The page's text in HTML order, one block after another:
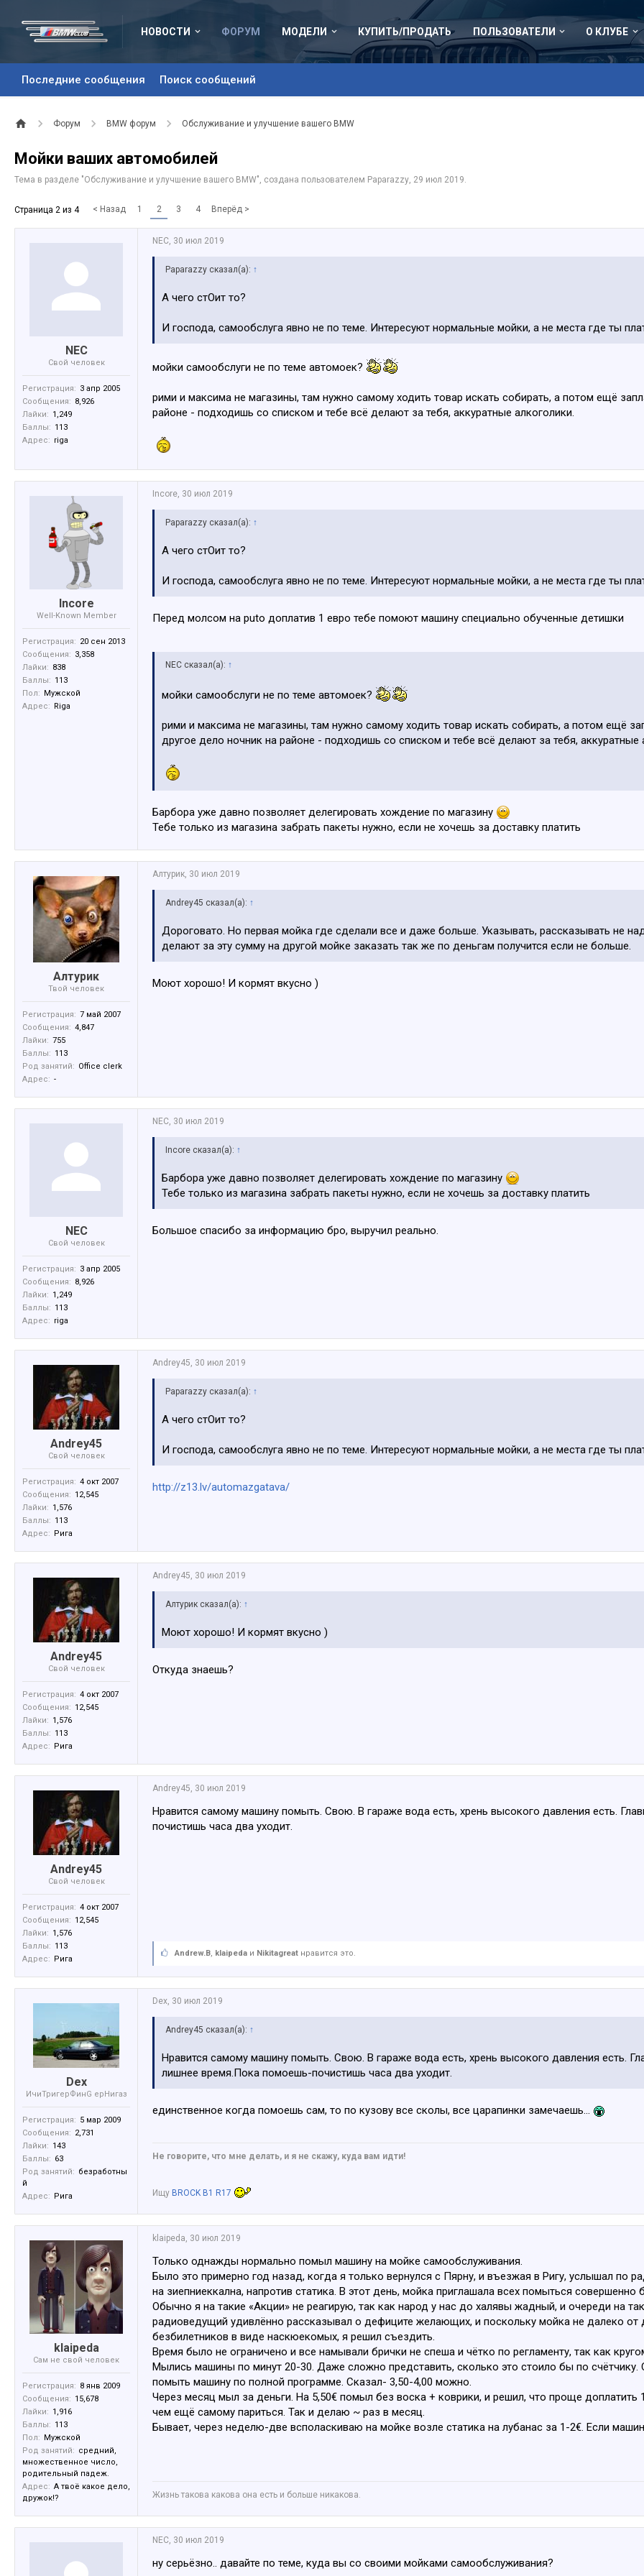
НОВОСТИ ФОРУМ
Последние сообщения Поиск сообщений
МОДЕЛИ КУПИТЬ/ПРОДАТЬ ПОЛЬЗОВАТЕЛИ О КЛУБЕ
Форум BMW форум Обслуживание и улучшение вашего BMW
Мойки ваших автомобилей
Тема в разделе "Обслуживание и улучшение вашего BMW", создана пользователем Paparazzy, 29 июл 2019.
Страница 2 из 4 < Назад 1 2 3 4 Вперёд >
NEC
Свой человек
Регистрация: 3 апр 2005
Сообщения: 8,926
Лайки: 1,249
Баллы: 113
Адрес: riga
NEC, 30 июл 2019
Paparazzy сказал(а): ↑
А чего стОит то?
И господа, самообслуга явно не по теме. Интересуют нормальные мойки, а не места где ты
мойки самообслуги не по теме автомоек?
рими и максима не магазины, там нужно самому ходить товар искать собирать, а потом ещё
районе - подходишь со списком и тебе всё делают за тебя, аккуратные алкоголики.
Incore
Well-Known Member
Регистрация: 20 сен 2013
Сообщения: 3,358
Лайки: 838
Баллы: 113
Пол: Мужской
Адрес: Riga
Incore, 30 июл 2019
Paparazzy сказал(а): ↑
А чего стОит то?
И господа, самообслуга явно не по теме. Интересуют нормальные мойки, а не места где ты
Перед молсом на puto доплатив 1 евро тебе помоют машину специально обученные детишки
NEC сказал(а): ↑
мойки самообслуги не по теме автомоек?
рими и максима не магазины, там нужно самому ходить товар искать собирать, а потом ещё
другое дело ночник на районе - подходишь со списком и тебе всё делают за тебя, аккуратные
Барбора уже давно позволяет делегировать хождение по магазину
Тебе только из магазина забрать пакеты нужно, если не хочешь за доставку платить
Алтурик
Твой человек
Регистрация: 7 май 2007
Сообщения: 4,847
Лайки: 755
Баллы: 113
Род занятий: Office clerk
Адрес: -
Алтурик, 30 июл 2019
Andrey45 сказал(а): ↑
Дороговато. Но первая мойка где сделали все и даже больше. Указывать, рассказывать не
делают за эту сумму на другой мойке заказать так же по деньгам получится если не больше.
Моют хорошо! И кормят вкусно )
NEC
Свой человек
Регистрация: 3 апр 2005
Сообщения: 8,926
Лайки: 1,249
Баллы: 113
Адрес: riga
NEC, 30 июл 2019
Incore сказал(а): ↑
Барбора уже давно позволяет делегировать хождение по магазину
Тебе только из магазина забрать пакеты нужно, если не хочешь за доставку платить
Большое спасибо за информацию бро, выручил реально.
Andrey45
Свой человек
Регистрация: 4 окт 2007
Сообщения: 12,545
Лайки: 1,576
Баллы: 113
Адрес: Рига
Andrey45, 30 июл 2019
Paparazzy сказал(а): ↑
А чего стОит то?
И господа, самообслуга явно не по теме. Интересуют нормальные мойки, а не места где ты
http://z13.lv/automazgatava/
Andrey45
Свой человек
Регистрация: 4 окт 2007
Сообщения: 12,545
Лайки: 1,576
Баллы: 113
Адрес: Рига
Andrey45, 30 июл 2019
Алтурик сказал(а): ↑
Моют хорошо! И кормят вкусно )
Откуда знаешь?
Andrey45
Свой человек
Регистрация: 4 окт 2007
Сообщения: 12,545
Лайки: 1,576
Баллы: 113
Адрес: Рига
Andrey45, 30 июл 2019
Нравится самому машину помыть. Свою. В гараже вода есть, хрень высокого давления есть.
почистишь часа два уходит.
Andrew.B, klaipeda и Nikitagreat нравится это.
Dex
ИчиТригерФинG ерНигаз
Регистрация: 5 мар 2009
Сообщения: 2,731
Лайки: 143
Баллы: 63
Род занятий: безработны
й
Адрес: Рига
Dex, 30 июл 2019
Andrey45 сказал(а): ↑
Нравится самому машину помыть. Свою. В гараже вода есть, хрень высокого давления есть.
лишнее время.Пока помоешь-почистишь часа два уходит.
единственное когда помоешь сам, то по кузову все сколы, все царапинки замечаешь...
Не говорите, что мне делать, и я не скажу, куда вам идти!
Ищу BROCK B1 R17
klaipeda
Сам не свой человек
Регистрация: 8 янв 2009
Сообщения: 15,678
Лайки: 1,916
Баллы: 113
Пол: Мужской
Род занятий: средний,
множественное число,
родительный падеж.
Адрес: А твоё какое дело,
дружок!?
klaipeda, 30 июл 2019
Только однажды нормально помыл машину на мойке самообслуживания.
Было это примерно год назад, когда я только вернулся с Пярну, и въезжая в Ригу, услышал по
на зиепниеккална, напротив статика. В этот день, мойка приглашала всех помыться совершенно
Обычно я на такие «Акции» не реагирую, так как народ у нас до халявы жадный, и очереди на
радиоведущий удивлённо рассказывал о дефиците желающих, и поскольку мойка не далеко от
безбилетников в виде наскюекомых, я решил съездить.
Время было не ограничено и все намывали брички не спеша и чётко по регламенту, так как
Мылись машины по минут 20-30. Даже сложно представить, сколько это стоило бы по счётчику.
помыть машину по полной программе. Сказал- 3,50-4,00 можно.
Через месяц мыл за деньги. На 5,50€ помыл без воска + коврики, и решил, что проще
чем ещё самому париться. Так и делаю ~ раз в месяц.
Бывает, через неделю-две всполаскиваю на мойке возле статика на лубанас за 1-2€. Если
Жизнь такова какова она есть и больше никакова.
NEC, 30 июл 2019
ну серьёзно.. давайте по теме, куда вы со своими мойками самообслуживания?